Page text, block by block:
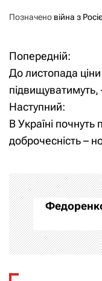
Позначено війна з
Н
а
в
і
а
ц
і
Попередній:
До листопада
підвищуватимуть,
Наступний:
В Україні почнуть
доброчесність –